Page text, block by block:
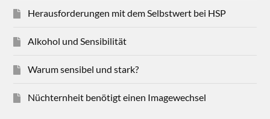
Herausforderungen mit dem Selbstwert bei HSP
Alkohol und Sensibilität
Warum sensibel und stark?
Nüchternheit benötigt einen Imagewechsel